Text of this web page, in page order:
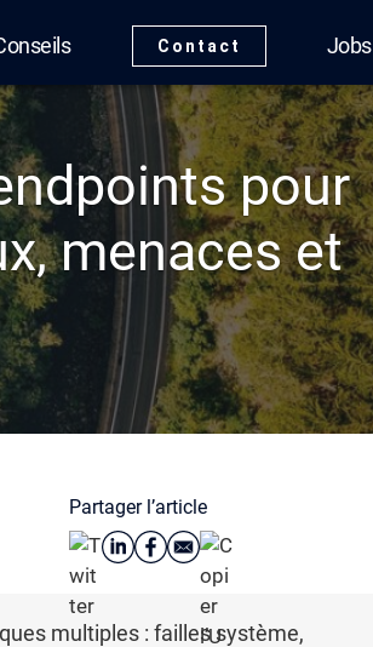
Contact Jobs
pour
menaces et
Partager l’article
multiples : failles système,